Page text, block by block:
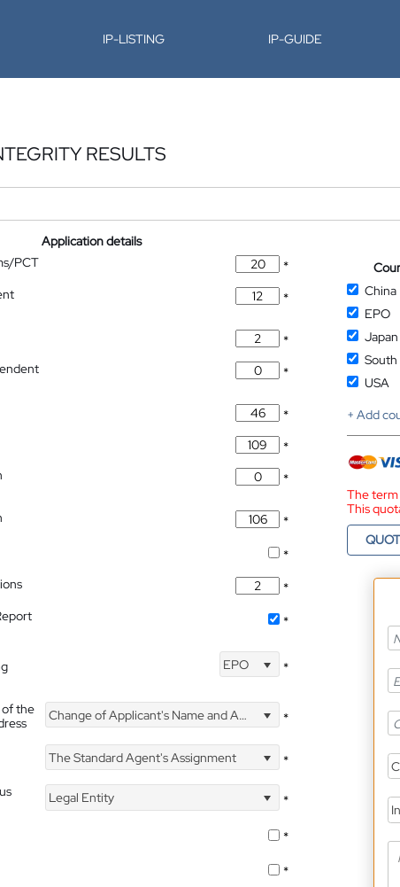
IP-LISTING IP-GUIDE
RESULTS
Application details
PCT
*
*
*
*
*
*
*
*
*
*
*
EPO *
of the
Change of Applicant's Name and Address *
The Standard Agent's Assignment
*
Legal Entity
*
*
*
China
EPO
Japan
South
USA
+ Add
The term
This